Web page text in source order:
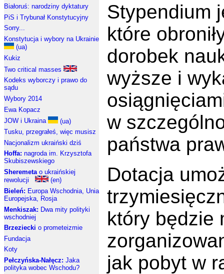
Białoruś: narodziny dyktatury
PiS i Trybunał Konstytucyjny
Sorry...
Konstytucja i wybory na Ukrainie
(ua)
Kukiz
Two critical masses
Kodeks wyborczy i prawo do
sądu
Wybory 2014
Ewa Kopacz
JOW i Ukraina
(ua)
Tusku, przegrałeś, więc musisz
Nacjonalizm ukraiński dziś
Hoffa: nagroda im. Krzysztofa
Skubiszewskiego
Sheremetao ukraińskiej
rewolucji
(en)
Bieleń: Europa Wschodnia, Unia
Europejska, Rosja
Menkiszak: Dwa mity polityki
wschodniej
Brzeziecki o prometeizmie
Fundacja
Koty
Pełczyńska-Nałęcz: Jaka
polityka wobec Wschodu?
Stypendium
które
dorobek
wyższe i
w
państwa
Dotacja
który będzie
jak pobyt w